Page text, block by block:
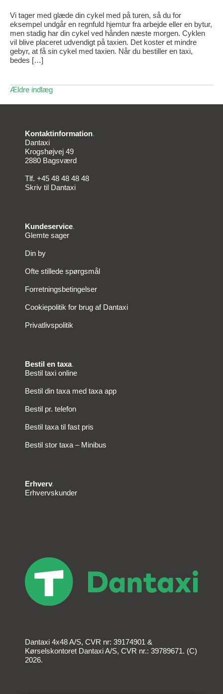
Vi tager med glæde din cykel med på turen, så du for
eksempel undgår en regnfuld hjemtur fra arbejde eller en bytur,
men stadig har din cykel ved hånden næste morgen. Cyklen
vil blive placeret udvendigt på taxien. Det koster et mindre
gebyr, at få sin cykel med taxien. Når du bestiller en taxi,
bedes […]
Navigation
indlæg
Ældre indlæg
Kontaktinformation.
Dantaxi
Krogshøjvej 49
2880 Bagsværd
Tlf. +45 48 48 48 48
Skriv til Dantaxi
Kundeservice.
Glemte sager
Din by
Ofte stillede spørgsmål
Forretningsbetingelser
Cookiepolitik for brug af Dantaxi
Privatlivspolitik
Bestil en taxa.
Bestil taxi online
Bestil din taxa med taxa app
Bestil pr. telefon
Bestil taxa til fast pris
Bestil stor taxa – Minibus
Erhverv.
Erhvervskunder
Dantaxi 4x48 A/S, CVR nr: 39174901 &
Kørselskontoret Dantaxi A/S, CVR nr.: 39789671. (C)
2026.